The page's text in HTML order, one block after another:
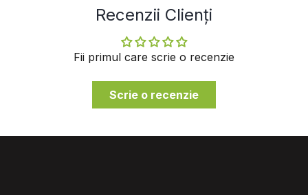
Recenzii Clienți
Fii primul care scrie o recenzie
Scrie o recenzie